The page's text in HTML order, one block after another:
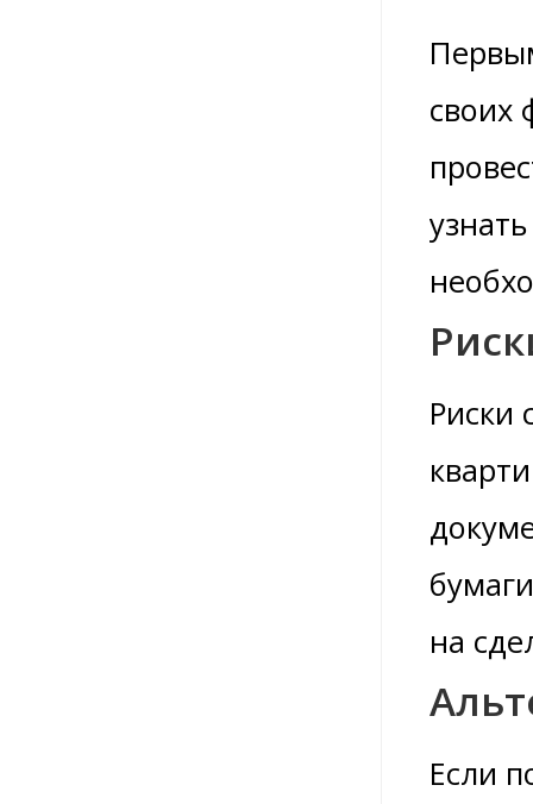
своих
Риски
на
Если